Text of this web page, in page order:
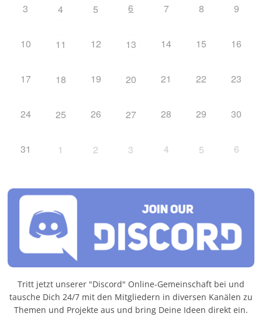
3 4 5 6 7 8 9
10 11 12 13 14 15 16
17 18 19 20 21 22 23
24 25 26 27 28 29 30
31 1 2 3 4 5 6
Tritt jetzt unserer "Discord" Online-Gemeinschaft bei und
tausche Dich 24/7 mit den Mitgliedern in diversen Kanälen zu
Themen und Projekte aus und bring Deine Ideen direkt ein.